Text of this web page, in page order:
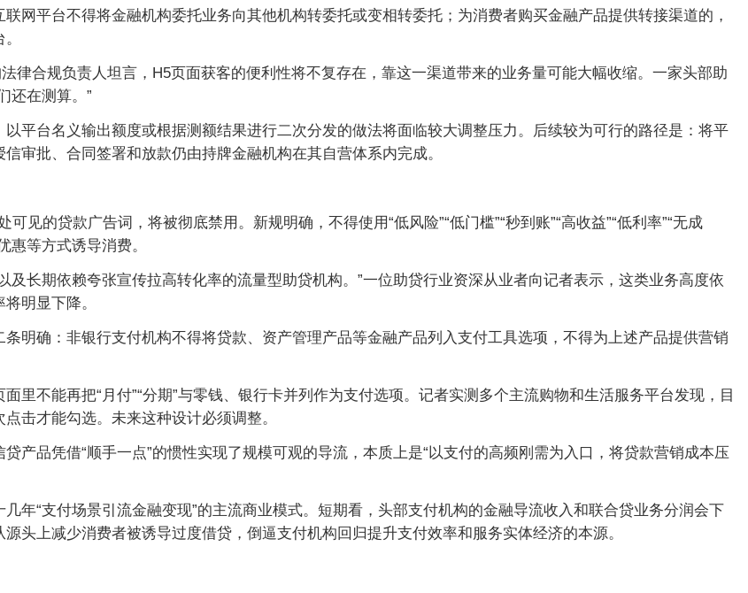
网平台不得将金融机构委托业务向其他机构转委托或变相转委托；为消费者购买金融产品提供转接渠道的，
律合规负责人坦言，H5页面获客的便利性将不复存在，靠这一渠道带来的业务量可能大幅收缩。一家头部助
还在测算。”
平台名义输出额度或根据测额结果进行二次分发的做法将面临较大调整压力。后续较为可行的路径是：将平
审批、合同签署和放款仍由持牌金融机构在其自营体系内完成。
的贷款广告词，将被彻底禁用。新规明确，不得使用“低风险”“低门槛”“秒到账”“高收益”“低利率”“无成
等方式诱导消费。
长期依赖夸张宣传拉高转化率的流量型助贷机构。”一位助贷行业资深从业者向记者表示，这类业务高度依
明显下降。
明确：非银行支付机构不得将贷款、资产管理产品等金融产品列入支付工具选项，不得为上述产品提供营销
里不能再把“月付”“分期”与零钱、银行卡并列作为支付选项。记者实测多个主流购物和生活服务平台发现，目
击才能勾选。未来这种设计必须调整。
产品凭借“顺手一点”的惯性实现了规模可观的导流，本质上是“以支付的高频刚需为入口，将贷款营销成本压
年“支付场景引流金融变现”的主流商业模式。短期看，头部支付机构的金融导流收入和联合贷业务分润会下
头上减少消费者被诱导过度借贷，倒逼支付机构回归提升支付效率和服务实体经济的本源。